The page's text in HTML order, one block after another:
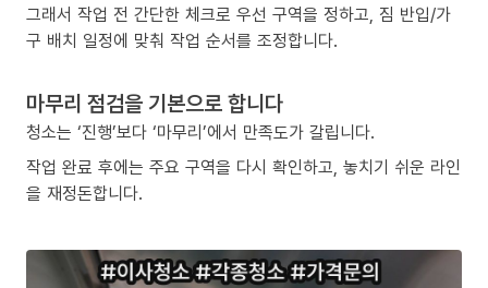
그래서 작업 전 간단한 체크로 우선 구역을 정하고, 짐 반입/가
구 배치 일정에 맞춰 작업 순서를 조정합니다.
마무리 점검을 기본으로 합니다
청소는 ‘진행’보다 ‘마무리’에서 만족도가 갈립니다.
작업 완료 후에는 주요 구역을 다시 확인하고, 놓치기 쉬운 라인
을 재정돈합니다.